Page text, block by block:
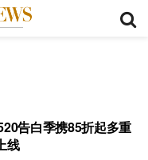
告白季携85折起多重
线